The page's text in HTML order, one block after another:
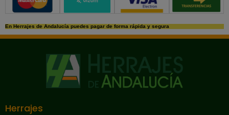
En Herrajes de Andalucía puedes pagar de forma rápida y segura
Herrajes